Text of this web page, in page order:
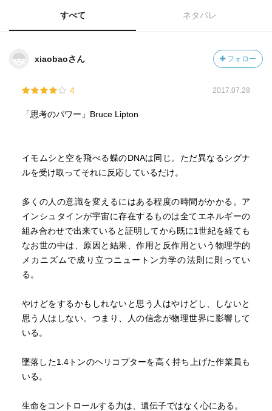
すべて ネタバレ
xiaobaoさん フォロー
4 2017.07.28
「思考のパワー」Bruce Lipton
イモムシと空を飛べる蝶のDNAは同じ。ただ異なるシグナ
ルを受け取ってそれに反応しているだけ。
多くの人の意識を変えるにはある程度の時間がかかる。ア
インシュタインが宇宙に存在するものは全てエネルギーの
組み合わせで出来ていると証明してから既に1世紀を経ても
なお世の中は、原因と結果、作用と反作用という物理学的
メカニズムで成り立つニュートン力学の法則に則ってい
る。
やけどをするかもしれないと思う人はやけどし、しないと
思う人はしない。つまり、人の信念が物理世界に影響して
いる。
墜落した1.4トンのヘリコプターを高く持ち上げた作業員も
いる。
生命をコントロールする力は、遺伝子ではなく心にある。